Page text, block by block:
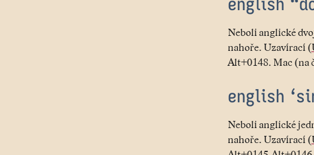
Neboli anglické
nahoře. Uzavírací (
Alt+0148. Mac (na
english
Neboli anglické
nahoře. Uzavírací (